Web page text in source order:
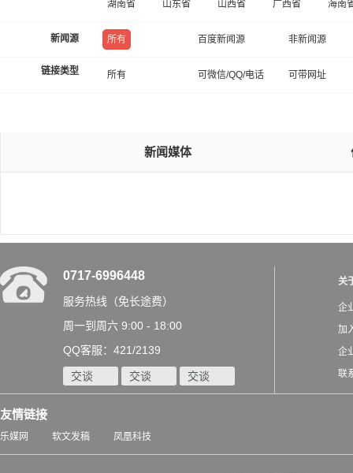
湖南省 山东省 山西省 广西省 海南
新闻源 所有 百度新闻源 非新闻源
链接类型 所有 可微信/QQ/电话 可带网址
新闻媒体
0717-6996448
服务热线（免长途费）
周一到周六 9:00 - 18:00
QQ客服：421/2139
交谈 交谈 交谈
关
企
加
企
联
友情链接
乐媒网 软文发稿 凤凰科技